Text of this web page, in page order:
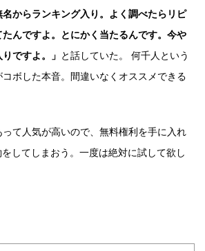
名からランキング入り。よく調べたらリピ
んですよ。とにかく当たるんです。今や
ですよ。」 と話していた。 何千人という
ボした本音。間違いなくオススメできる
て人気が高いので、無料権利を手に入れ
してしまおう。一度は絶対に試して欲し